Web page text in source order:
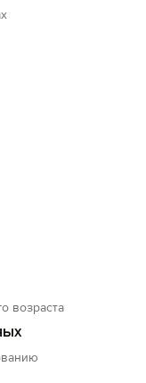
возраста